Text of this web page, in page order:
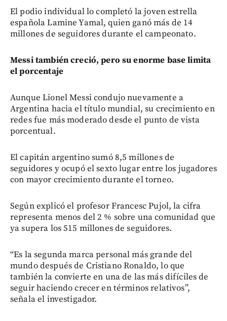
El podio individual lo completó la joven estrella
española Lamine Yamal, quien ganó más de 14
millones de seguidores durante el campeonato.
Messi también creció, pero su enorme base limita
el porcentaje
Aunque Lionel Messi condujo nuevamente a
Argentina hacia el título mundial, su crecimiento en
redes fue más moderado desde el punto de vista
porcentual.
El capitán argentino sumó 8,5 millones de
seguidores y ocupó el sexto lugar entre los jugadores
con mayor crecimiento durante el torneo.
Según explicó el profesor Francesc Pujol, la cifra
representa menos del 2 % sobre una comunidad que
ya supera los 515 millones de seguidores.
“Es la segunda marca personal más grande del
mundo después de Cristiano Ronaldo, lo que
también la convierte en una de las más difíciles de
seguir haciendo crecer en términos relativos”,
señala el investigador.